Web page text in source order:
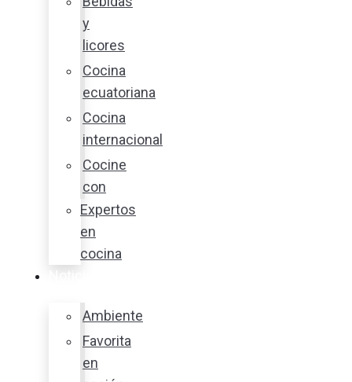
y
licores
Cocina
ecuatoriana
Cocina
internacional
Cocine
con
Expertos
en
cocina
Ambiente
Favorita
en